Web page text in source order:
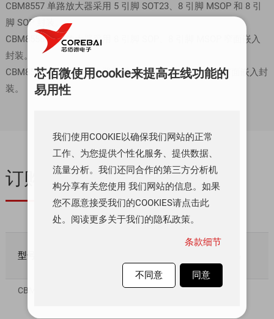
CBM8557 单路放大器采用 5 引脚 SOT23、8 引脚 MSOP 和 8 引
脚 SOP 封装。
CBM8558 双路放大器采用 8 引脚 SOP、8 引脚 MSOP 窄面嵌入
封装。
CBM8559 四路运算放大器采用 14 引脚 SOP、14 引脚窄面嵌入封
装。
订购与质量
型号
CBM8558AS8 0 ￥ 0.00
芯佰微使用cookie来提高在线功能的
易用性
我们使用COOKIE以确保我们网站的正常
工作、为您提供个性化服务、提供数据、
流量分析。我们还同合作的第三方分析机
构分享有关您使用 我们网站的信息。如果
您不愿意接受我们的COOKIES请点击此
处。阅读更多关于我们的隐私政策。
条款细节
不同意 同意